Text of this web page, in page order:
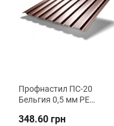
Профнастил ПC-20
Бельгия 0,5 мм РЕ
348.60 грн